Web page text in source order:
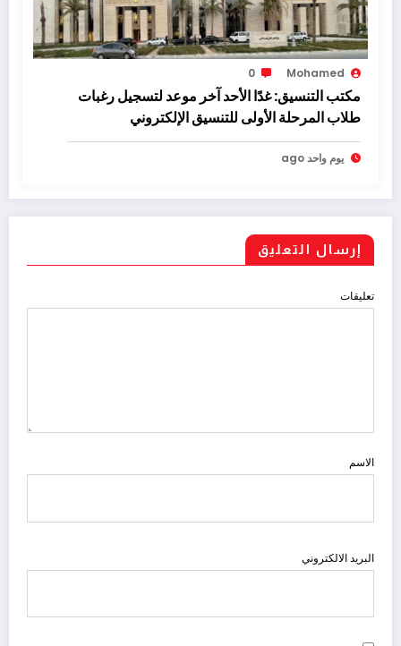
Mohamed
0
مكتب التنسيق: غدًا الأحد آخر موعد لتسجيل رغبات
طلاب المرحلة الأولى للتنسيق الإلكتروني
يوم واحد ago
إرسال التعليق
تعليقات
الاسم
البريد الالكتروني